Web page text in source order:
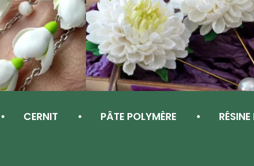
CERNIT PÂTE POLYMÈRE RÉSINE